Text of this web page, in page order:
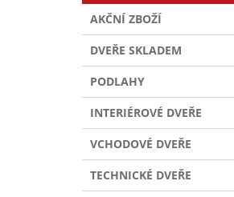
AKČNÍ ZBOŽÍ
DVEŘE SKLADEM
PODLAHY
INTERIÉROVÉ DVEŘE
VCHODOVÉ DVEŘE
TECHNICKÉ DVEŘE